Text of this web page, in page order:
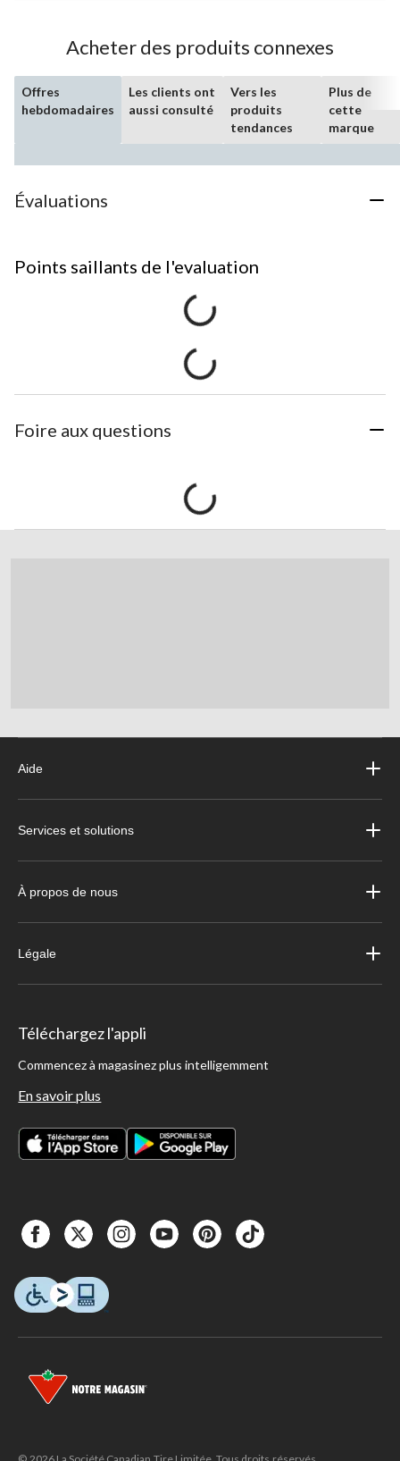
Acheter des produits connexes
Offres
hebdomadaires
Les clients ont
aussi consulté
Vers les
produits
tendances
Plus de
cette
marque
Évaluations
Points saillants de l'evaluation
Foire aux questions
Aide
Services et solutions
À propos de nous
Légale
Téléchargez l'appli
Commencez à magasinez plus intelligemment
En savoir plus